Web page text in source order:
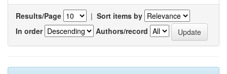
Results/Page | Sort items by
In order
Authors/record